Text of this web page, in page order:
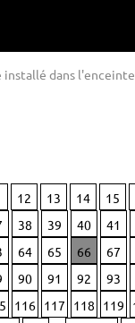
dans
12 13 14 15
38 39 40 41
64 65 66 67
90 91 92 93
116 117 118 119